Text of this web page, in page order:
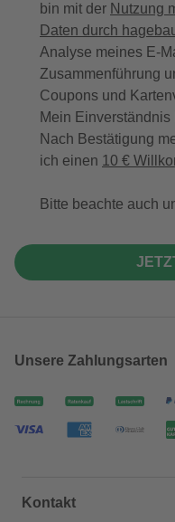
bin mit der Nutzung
Daten durch
Analyse meines E-
Zusammenführung
Coupons und
Mein
Nach Bestätigung
ich einen 10 €
Bitte beachte auch
Unsere Zahlungsarten
Kontakt